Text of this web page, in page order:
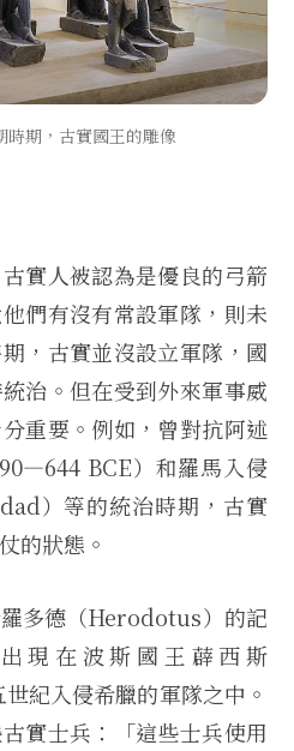
時期，古實國王的雕像
實人被認為是優良的弓箭
們有沒有常設軍隊，則未
，古實並沒設立軍隊，國
治。但在受到外來軍事威
重要。例如，曾對抗阿述
BCE）和羅馬入侵
）等的統治時期，古實
的狀態。
多德（Herodotus）的記
現在波斯國王薜西斯
紀入侵希臘的軍隊之中。
實士兵：「這些士兵使用